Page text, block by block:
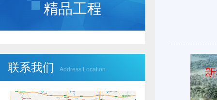
精品工程
联系我们 Address Location